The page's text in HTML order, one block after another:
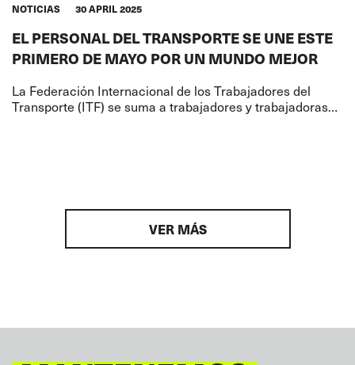
NOTICIAS 30 APRIL 2025
EL PERSONAL DEL TRANSPORTE SE UNE ESTE
PRIMERO DE MAYO POR UN MUNDO MEJOR
La Federación Internacional de los Trabajadores del
Transporte (ITF) se suma a trabajadores y trabajadoras
VER MÁS